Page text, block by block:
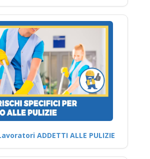
ADDETTI ALLE PULIZIE